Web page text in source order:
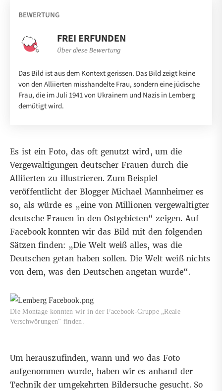
BEWERTUNG
FREI ERFUNDEN
Über diese Bewertung
Das Bild ist aus dem Kontext gerissen. Das Bild zeigt keine
von den Alliierten misshandelte Frau, sondern eine jüdische
Frau, die im Juli 1941 von Ukrainern und Nazis in Lemberg
demütigt wird.
Es ist ein Foto, das oft genutzt wird,um die
Vergewaltigungen deutscher Frauen durch die
Alliierten zu illustrieren. Zum Beispiel
veröffentlicht der BloggerMichael Mannheimeres
so, als würde es „eine von Millionen vergewaltigter
deutsche Frauen in den Ostgebieten“ zeigen. Auf
Facebook konnten wir das Bild mit den folgenden
Sätzen finden: „Die Welt weiß alles, was die
Deutschen getan haben sollen. Die Welt weiß nichts
von dem, was den Deutschen angetan wurde“.
Die Montage konnten wir in der Facebook-Gruppe „Reale
Verschwörungen“ finden.
Um herauszufinden, wann und wo das Foto
aufgenommen wurde, haben wir es anhand der
Technik der umgekehrten Bildersuche gesucht. So